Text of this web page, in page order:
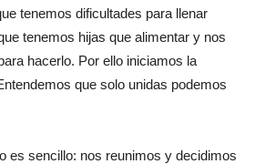
tenemos dificultades para llenar
tenemos hijas que alimentar y nos
hacerlo. Por ello iniciamos la
que solo unidas podemos
es sencillo: nos reunimos y decidimos